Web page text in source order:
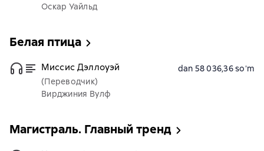
Оскар Уайльд
Белая птица
Миссис Дэллоуэй
(Переводчик)
Вирджиния Вулф
dan 58 036,36 soʻm
Магистраль. Главный тренд